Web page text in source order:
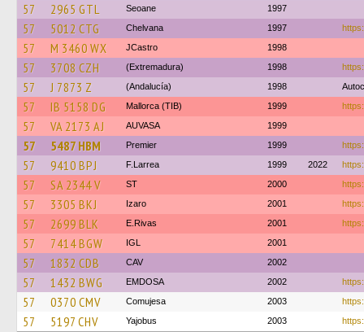
57 2965 GTL Seoane 1997
57 5012 CTG Chelvana 1997
57 M 3460 WX JCastro 1998
57 3708 CZH (Extremadura) 1998
57 J 7873 Z (Andalucía) 1998
57 IB 5158 DG Mallorca (TIB) 1999
57 VA 2173 AJ AUVASA 1999
57 5487 HBM Premier 1999
57 9410 BPJ F.Larrea 1999 2022
57 SA 2344 V ST 2000
57 3305 BKJ Izaro 2001
57 2699 BLK E.Rivas 2001
57 7414 BGW IGL 2001
57 1832 CDB CAV 2002
57 1432 BWG EMDOSA 2002
57 0370 CMV Comujesa 2003
57 5197 CHV Yajobus 2003